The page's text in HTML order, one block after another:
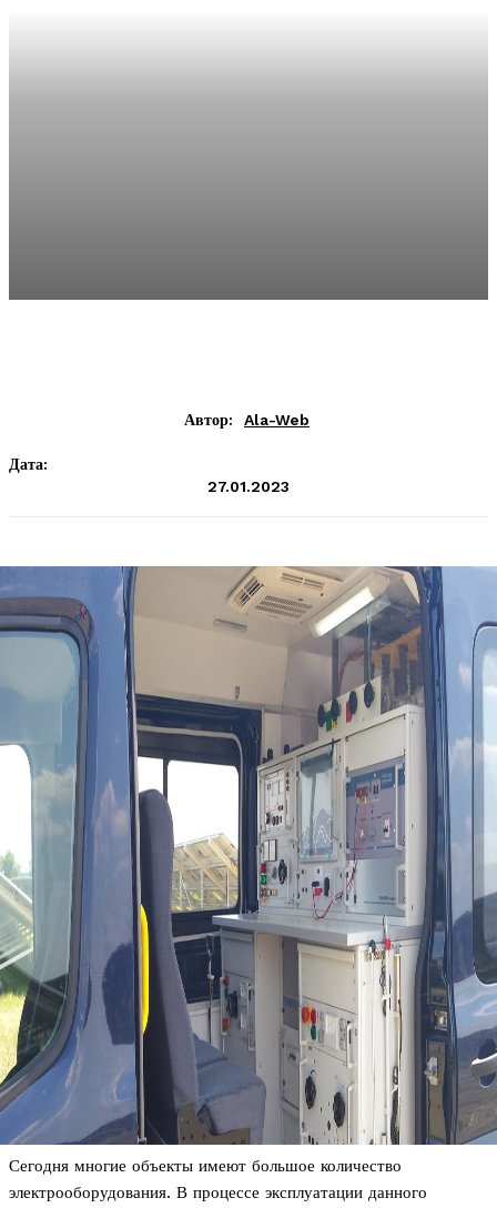
Автор: Ala-Web
Дата:
27.01.2023
Сегодня многие объекты имеют большое количество
электрооборудования. В процессе эксплуатации данного